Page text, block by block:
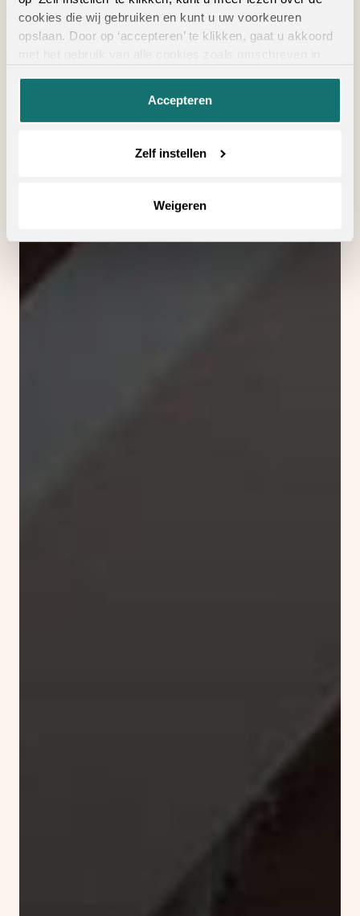
cookies die wij gebruiken en kunt u uw voorkeuren
opslaan. Door op ‘accepteren’ te klikken, gaat u akkoord
Accepteren
Zelf instellen
Weigeren